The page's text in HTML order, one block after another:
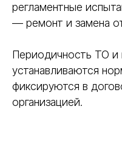
регламентные
— ремонт и замена
Периодичность ТО и
устанавливаются
фиксируются в
организацией.